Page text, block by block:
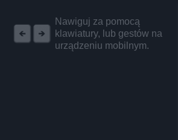
Nawiguj za pomocą
klawiatury, lub gestów na
urządzeniu mobilnym.